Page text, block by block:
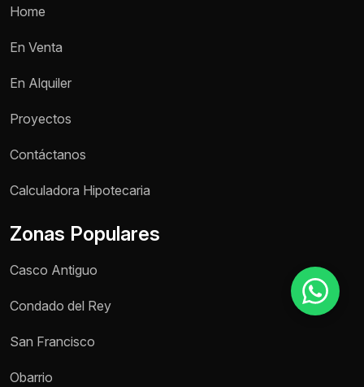
Home
En Venta
En Alquiler
Proyectos
Contáctanos
Calculadora Hipotecaria
Zonas Populares
Casco Antiguo
Condado del Rey
San Francisco
Obarrio